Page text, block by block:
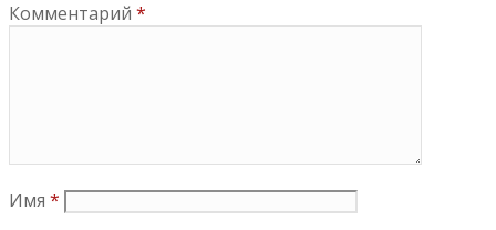
Комментарий *
Имя *